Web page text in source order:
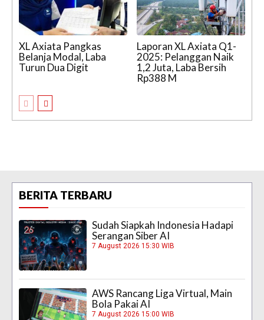
XL Axiata Pangkas
Belanja Modal, Laba
Turun Dua Digit
Laporan XL Axiata Q1-
2025: Pelanggan Naik
1,2 Juta, Laba Bersih
Rp388 M
BERITA TERBARU
Sudah Siapkah Indonesia Hadapi
Serangan Siber AI
7 August 2026 15:30 WIB
AWS Rancang Liga Virtual, Main
Bola Pakai AI
7 August 2026 15:00 WIB